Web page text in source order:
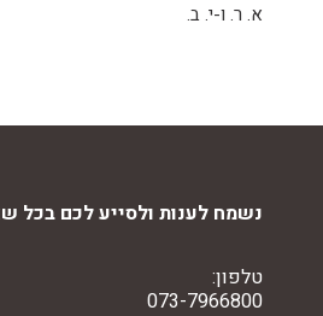
א. ר. ו-י. ב.
נשמח לענות ולסייע לכם בכל
טלפון:
073-7966800